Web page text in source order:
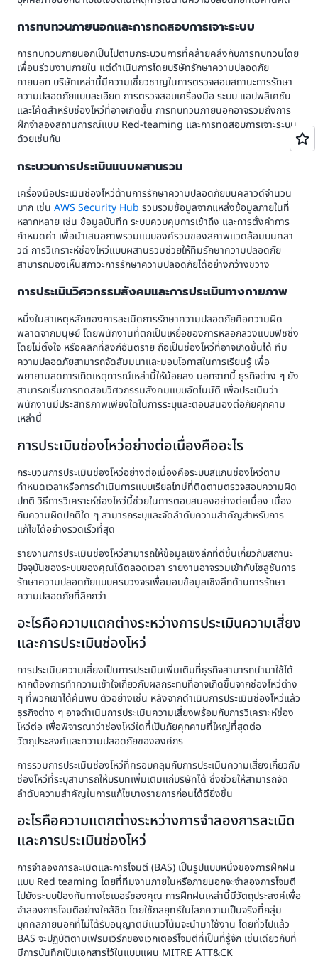
การทบทวนภายนอกและการทดสอบการเจาะระบบ
การทบทวนภายนอกเป็นไปตามกระบวนการที่คล้ายคลึงกับการทบทวนโดย
เพื่อนร่วมงานภายใน แต่ดำเนินการโดยบริษัทรักษาความปลอดภัย
ภายนอก บริษัทเหล่านี้มีความเชี่ยวชาญในการตรวจสอบสถานะการรักษา
ความปลอดภัยแบบละเอียด การตรวจสอบเครื่องมือ ระบบ แอปพลิเคชัน
และโค้ดสำหรับช่องโหว่ที่อาจเกิดขึ้น การทบทวนภายนอกอาจรวมถึงการ
ฝึกจำลองสถานการณ์แบบ Red-teaming และการทดสอบการเจาะระบบ
ด้วยเช่นกัน
กระบวนการประเมินแบบผสานรวม
เครื่องมือประเมินช่องโหว่ด้านการรักษาความปลอดภัยบนคลาวด์จำนวน
มาก เช่น AWS Security Hub รวบรวมข้อมูลจากแหล่งข้อมูลภายในที่
หลากหลาย เช่น ข้อมูลบันทึก ระบบควบคุมการเข้าถึง และการตั้งค่าการ
กำหนดค่า เพื่อนำเสนอภาพรวมแบบองค์รวมของสภาพแวดล้อมบนคลา
วด์ การวิเคราะห์ช่องโหว่แบบผสานรวมช่วยให้ทีมรักษาความปลอดภัย
สามารถมองเห็นสภาวะการรักษาความปลอดภัยได้อย่างกว้างขวาง
การประเมินวิศวกรรมสังคมและการประเมินทางกายภาพ
หนึ่งในสาเหตุหลักของการละเมิดการรักษาความปลอดภัยคือความผิด
พลาดจากมนุษย์ โดยพนักงานที่ตกเป็นเหยื่อของการหลอกลวงแบบฟิชชิ่ง
โดยไม่ตั้งใจ หรือคลิกที่ลิงก์อันตราย ถือเป็นช่องโหว่ที่อาจเกิดขึ้นได้ ทีม
ความปลอดภัยสามารถจัดสัมมนาและมอบโอกาสในการเรียนรู้ เพื่อ
พยายามลดการเกิดเหตุการณ์เหล่านี้ให้น้อยลง นอกจากนี้ ธุรกิจต่าง ๆ ยัง
สามารถเริ่มการทดสอบวิศวกรรมสังคมแบบอัตโนมัติ เพื่อประเมินว่า
พนักงานมีประสิทธิภาพเพียงใดในการระบุและตอบสนองต่อภัยคุกคาม
เหล่านี้
การประเมินช่องโหว่อย่างต่อเนื่องคืออะไร
กระบวนการประเมินช่องโหว่อย่างต่อเนื่องคือระบบสแกนช่องโหว่ตาม
กำหนดเวลาหรือการดำเนินการแบบเรียลไทม์ที่ติดตามตรวจสอบความผิด
ปกติ วิธีการวิเคราะห์ช่องโหว่นี้ช่วยในการตอบสนองอย่างต่อเนื่อง เนื่อง
กับความผิดปกติใด ๆ สามารถระบุและจัดลำดับความสำคัญสำหรับการ
แก้ไขได้อย่างรวดเร็วที่สุด
รายงานการประเมินช่องโหว่สามารถให้ข้อมูลเชิงลึกที่ดีขึ้นเกี่ยวกับสถานะ
ปัจจุบันของระบบของคุณได้ตลอดเวลา รายงานอาจรวมเข้ากับโซลูชันการ
รักษาความปลอดภัยแบบครบวงจรเพื่อมอบข้อมูลเชิงลึกด้านการรักษา
ความปลอดภัยที่ลึกกว่า
อะไรคือความแตกต่างระหว่างการประเมินความเสี่ยง
และการประเมินช่องโหว่
การประเมินความเสี่ยงเป็นการประเมินเพิ่มเติมที่ธุรกิจสามารถนำมาใช้ได้
หากต้องการทำความเข้าใจเกี่ยวกับผลกระทบที่อาจเกิดขึ้นจากช่องโหว่ต่าง
ๆ ที่พวกเขาได้ค้นพบ ตัวอย่างเช่น หลังจากดำเนินการประเมินช่องโหว่แล้ว
ธุรกิจต่าง ๆ อาจดำเนินการประเมินความเสี่ยงพร้อมกับการวิเคราะห์ช่อง
โหว่ต่อ เพื่อพิจารณาว่าช่องโหว่ใดที่เป็นภัยคุกคามที่ใหญ่ที่สุดต่อ
วัตถุประสงค์และความปลอดภัยขององค์กร
การรวมการประเมินช่องโหว่ที่ครอบคลุมกับการประเมินความเสี่ยงเกี่ยวกับ
ช่องโหว่ที่ระบุสามารถให้บริบทเพิ่มเติมแก่บริษัทได้ ซึ่งช่วยให้สามารถจัด
ลำดับความสำคัญในการแก้ไขบางรายการก่อนได้ดียิ่งขึ้น
อะไรคือความแตกต่างระหว่างการจำลองการละเมิด
และการประเมินช่องโหว่
การจำลองการละเมิดและการโจมตี (BAS) เป็นรูปแบบหนึ่งของการฝึกฝน
แบบ Red teaming โดยที่ทีมงานภายในหรือภายนอกจะจำลองการโจมตี
ไปยังระบบป้องกันทางไซเบอร์ของคุณ การฝึกฝนเหล่านี้มีวัตถุประสงค์เพื่อ
จำลองการโจมตีอย่างใกล้ชิด โดยใช้กลยุทธ์ในโลกความเป็นจริงที่กลุ่ม
บุคคลภายนอกที่ไม่ได้รับอนุญาตมีแนวโน้มจะนำมาใช้งาน โดยทั่วไปแล้ว
BAS จะปฏิบัติตามเฟรมเวิร์กของเวกเตอร์โจมตีที่เป็นที่รู้จัก เช่นเดียวกับที่
มีการบันทึกเป็นเอกสารไว้ในแบบแผน MITRE ATT&CK